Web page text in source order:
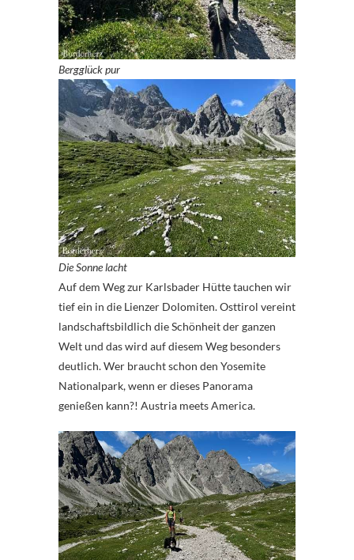
Bergglück pur
Die Sonne lacht
Auf dem Weg zur Karlsbader Hütte tauchen wir
tief ein in die Lienzer Dolomiten. Osttirol vereint
landschaftsbildlich die Schönheit der ganzen
Welt und das wird auf diesem Weg besonders
deutlich. Wer braucht schon den Yosemite
Nationalpark, wenn er dieses Panorama
genießen kann?! Austria meets America.